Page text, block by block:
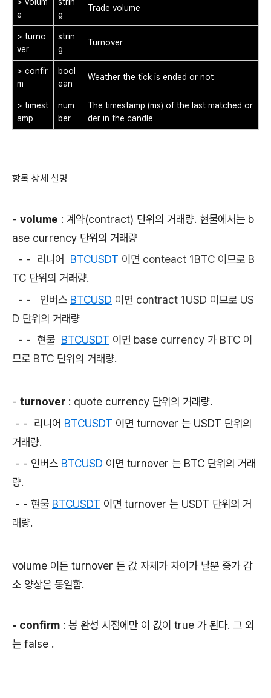
> volum
e
strin
g
Trade volume
> turno
ver
strin
g
Turnover
> confir
m
bool
ean
Weather the tick is ended or not
> timest
amp
num
ber
The timestamp (ms) of the last matched or
der in the candle
항목 상세 설명
- volume : 계약(contract) 단위의 거래량. 현물에서는 b
ase currency 단위의 거래량
- - 리니어 BTCUSDT 이면 conteact 1BTC 이므로 B
TC 단위의 거래량.
- - 인버스 BTCUSD 이면 contract 1USD 이므로 US
D 단위의 거래량
- - 현물 BTCUSDT 이면 base currency 가 BTC 이
므로 BTC 단위의 거래량.
- turnover : quote currency 단위의 거래량.
- - 리니어 BTCUSDT 이면 turnover 는 USDT 단위의
거래량.
- - 인버스 BTCUSD 이면 turnover 는 BTC 단위의 거래
량.
- - 현물 BTCUSDT 이면 turnover 는 USDT 단위의 거
래량.
volume 이든 turnover 든 값 자체가 차이가 날뿐 증가 감
소 양상은 동일함.
- confirm : 봉 완성 시점에만 이 값이 true 가 된다. 그 외
는 false .